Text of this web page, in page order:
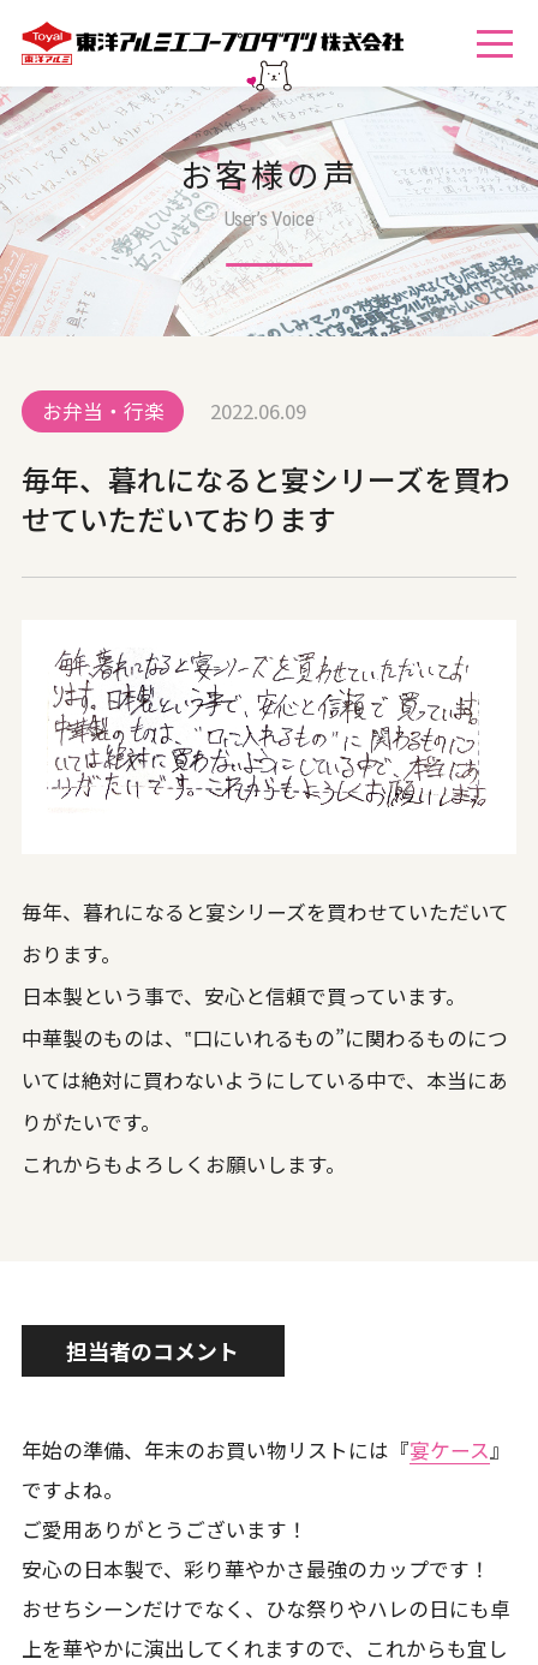
お客様の声
User’s Voice
お弁当・行楽 2022.06.09
毎年、暮れになると宴シリーズを買わ
せていただいております
毎年、暮れになると宴シリーズを買わせていただいて
おります。
日本製という事で、安心と信頼で買っています。
中華製のものは、‟口にいれるもの”に関わるものにつ
いては絶対に買わないようにしている中で、本当にあ
りがたいです。
これからもよろしくお願いします。
担当者のコメント
年始の準備、年末のお買い物リストには『宴ケース』
ですよね。
ご愛用ありがとうございます！
安心の日本製で、彩り華やかさ最強のカップです！
おせちシーンだけでなく、ひな祭りやハレの日にも卓
上を華やかに演出してくれますので、これからも宜し